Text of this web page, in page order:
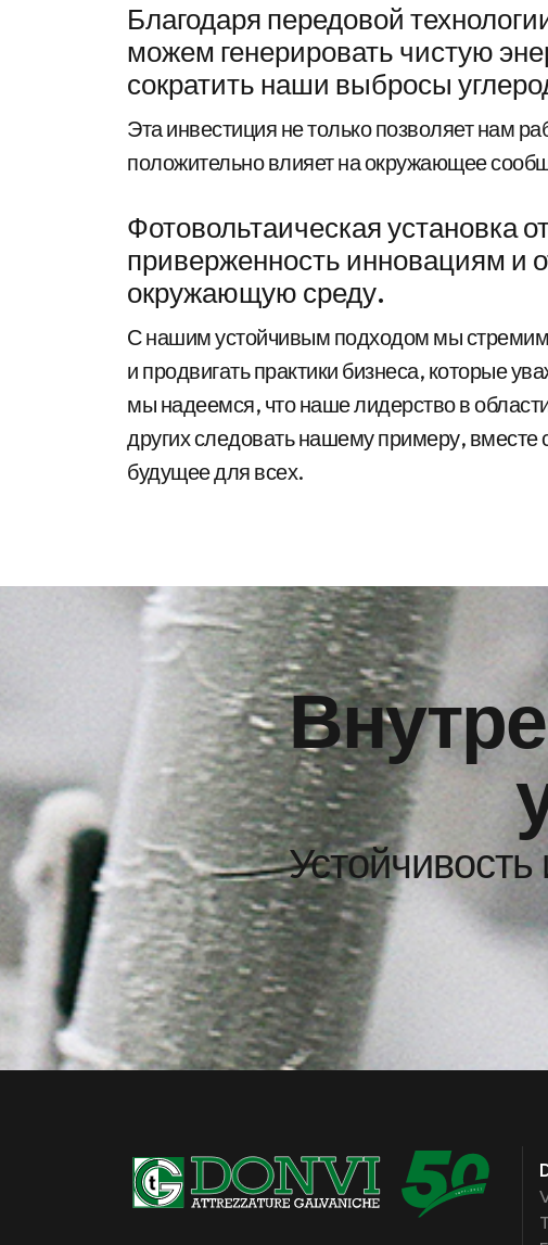
Благодаря передовой
можем генерировать чистую
сократить наши выбросы
Эта инвестиция не только позволяет нам
положительно влияет на окружающее
Фотовольтаическая установка
приверженность инновациям и
окружающую среду.
С нашим устойчивым подходом мы
и продвигать практики бизнеса, которые
мы надеемся, что наше лидерство в
других следовать нашему примеру, вместе
будущее для всех.
Устойчивость